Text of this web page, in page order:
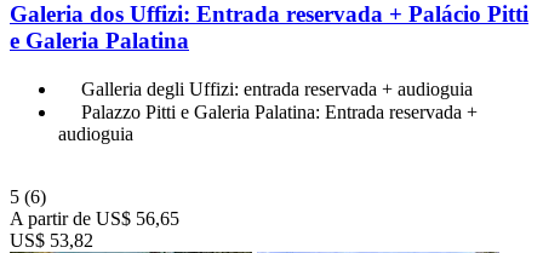
Galeria dos Uffizi: Entrada reservada + Palácio Pitti
e Galeria Palatina
Galleria degli Uffizi: entrada reservada + audioguia
Palazzo Pitti e Galeria Palatina: Entrada reservada +
audioguia
5 (6)
A partir de US$ 56,65
US$ 53,82